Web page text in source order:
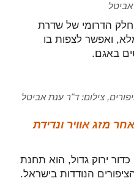
הדרומי של שדרת
ואפשר לצפות בו
באגם.
צילום: ד"ר ענת אביטל
מזג אוויר ונדידת
ירוק גדול, הוא תחנת
הנודדות בישראל.